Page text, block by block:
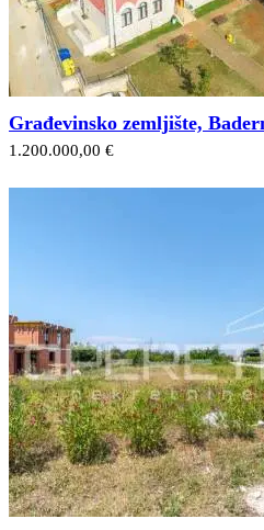
Građevinsko zemljište,
1.200.000,00 €